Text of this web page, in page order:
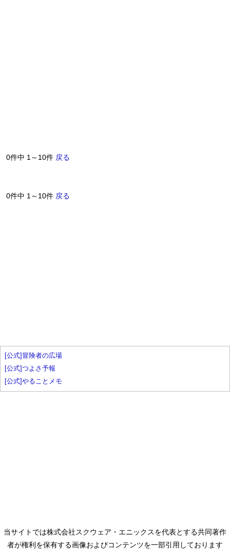
0件中 1～10件 戻る
0件中 1～10件 戻る
[公式]冒険者の広場
[公式]つよさ予報
[公式]やることメモ
当サイトでは株式会社スクウェア・エニックスを代表とする共同著作
者が権利を保有する画像およびコンテンツを一部引用しております